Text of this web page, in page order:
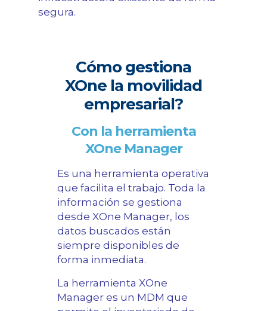
segura.
Cómo gestiona
XOne la movilidad
empresarial?
Con la herramienta
XOne Manager
Es una herramienta operativa
que facilita el trabajo. Toda la
información se gestiona
desde XOne Manager, los
datos buscados están
siempre disponibles de
forma inmediata.
La herramienta XOne
Manager es un MDM que